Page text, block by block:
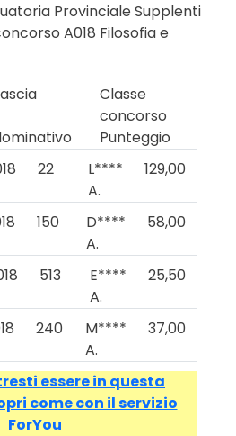
Provinciale Supplenti
A018 Filosofia e
Classe
concorso
Punteggio
22
L****
A.
129,00
150
D****
A.
58,00
513
E****
A.
25,50
240
M****
A.
37,00
essere in questa
come con il servizio
ForYou